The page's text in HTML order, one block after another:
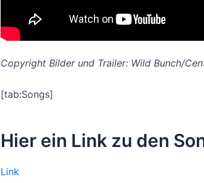
Copyright Bilder und Trailer: Wild Bunch/
[tab:Songs]
Hier ein Link zu den
Link